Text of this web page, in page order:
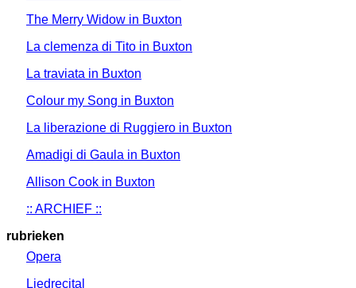
The Merry Widow in Buxton
La clemenza di Tito in Buxton
La traviata in Buxton
Colour my Song in Buxton
La liberazione di Ruggiero in Buxton
Amadigi di Gaula in Buxton
Allison Cook in Buxton
:: ARCHIEF ::
rubrieken
Opera
Liedrecital